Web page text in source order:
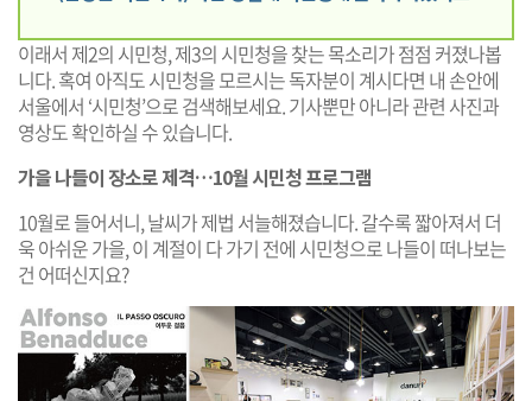
이래서 제2의 시민청, 제3의 시민청을 찾는 목소리가 점점 커졌나봅
니다. 혹여 아직도 시민청을 모르시는 독자분이 계시다면 내 손안에
서울에서 ‘시민청’으로 검색해보세요. 기사뿐만 아니라 관련 사진과
영상도 확인하실 수 있습니다.
가을 나들이 장소로 제격…10월 시민청 프로그램
10월로 들어서니, 날씨가 제법 서늘해졌습니다. 갈수록 짧아져서 더
욱 아쉬운 가을, 이 계절이 다 가기 전에 시민청으로 나들이 떠나보는
건 어떠신지요?